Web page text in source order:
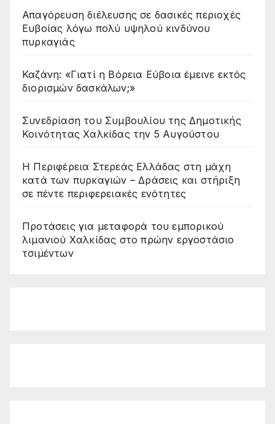
Απαγόρευση διέλευσης σε δασικές περιοχές
Ευβοίας λόγω πολύ υψηλού κινδύνου
πυρκαγιάς
Καζάνη: «Γιατί η Βόρεια Εύβοια έμεινε εκτός
διορισμών δασκάλων;»
Συνεδρίαση του Συμβουλίου της Δημοτικής
Κοινότητας Χαλκίδας την 5 Αυγούστου
Η Περιφέρεια Στερεάς Ελλάδας στη μάχη
κατά των πυρκαγιών – Δράσεις και στήριξη
σε πέντε περιφερειακές ενότητες
Προτάσεις για μεταφορά του εμπορικού
λιμανιού Χαλκίδας στο πρώην εργοστάσιο
τσιμέντων